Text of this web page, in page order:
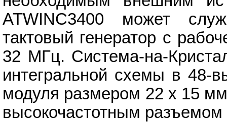
ATWINC3400 может
тактовый генератор с
32 МГц. Система-на-
интегральной схемы в 48-
модуля размером 22 х 15
высокочастотным разъемом